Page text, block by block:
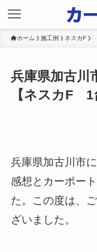
ホーム 施工例 ネスカF
兵庫県加古川
【ネスカF 1
兵庫県加古川市
感想とカーポー
た。この度は、
ざいました。